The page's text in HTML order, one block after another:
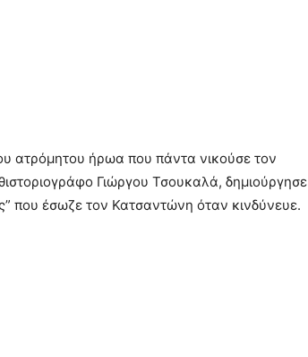
ατρόμητου ήρωα που πάντα νικούσε τον
Γιώργου Τσουκαλά, δημιούργησε
που έσωζε τον Κατσαντώνη όταν κινδύνευε.